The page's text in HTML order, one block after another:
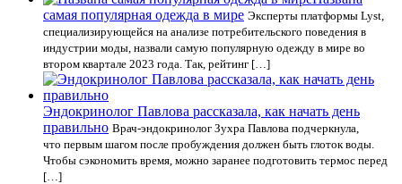
самая популярная одежда в мире Эксперты платформы Lyst,
специализирующейся на анализе потребительского поведения в
индустрии моды, назвали самую популярную одежду в мире во
втором квартале 2023 года. Так, рейтинг […]
Эндокринолог Павлова рассказала, как начать день
правильно Врач-эндокринолог Зухра Павлова подчеркнула,
что первым шагом после пробуждения должен быть глоток воды.
Чтобы сэкономить время, можно заранее подготовить термос перед
[…]